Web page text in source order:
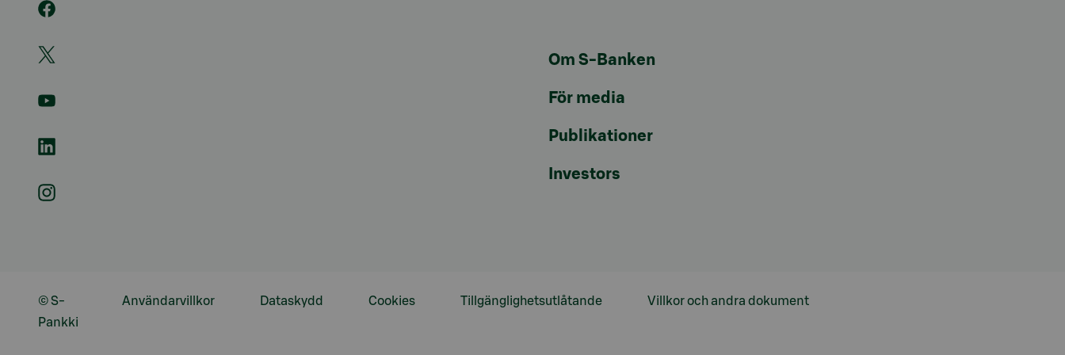
Om S-Banken
För media
Publikationer
Investors
Användarvillkor Dataskydd Cookies Tillgänglighetsutlåtande Villkor och andra dokument
© S-
Pankki